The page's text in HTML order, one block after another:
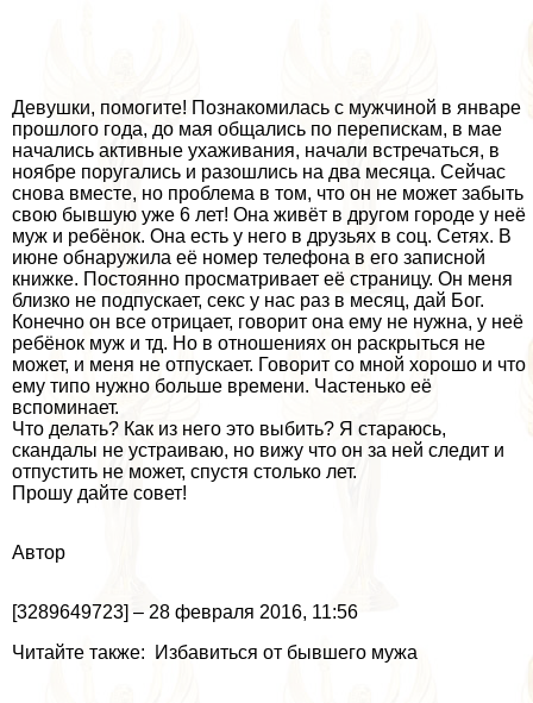
Девушки, помогите! Познакомилась с мужчиной в январе
прошлого года, до мая общались по перепискам, в мае
начались активные ухаживания, начали встречаться, в
ноябре поругались и разошлись на два месяца. Сейчас
снова вместе, но проблема в том, что он не может забыть
свою бывшую уже 6 лет! Она живёт в другом городе у неё
муж и ребёнок. Она есть у него в друзьях в соц. Сетях. В
июне обнаружила её номер телефона в его записной
книжке. Постоянно просматривает её страницу. Он меня
близко не подпускает, ceкc у нас раз в месяц, дай Бог.
Конечно он все отрицает, говорит она ему не нужна, у неё
ребёнок муж и тд. Но в отношениях он раскрыться не
может, и меня не отпускает. Говорит со мной хорошо и что
ему типо нужно больше времени. Частенько её
вспоминает.
Что делать? Как из него это выбить? Я стараюсь,
скандалы не устраиваю, но вижу что он за ней следит и
отпустить не может, спустя столько лет.
Прошу дайте совет!
Автор
[3289649723] – 28 февраля 2016, 11:56
Читайте также: Избавиться от бывшего мужа